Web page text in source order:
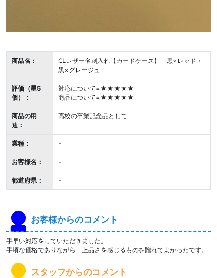
商品名：
CLレザー名刺入れ【カードケース】 黒×レッド・
黒×グレージュ
評価（星5
個）：
対応について=★★★★★
商品について=★★★★★
商品の用
途：
高校の卒業記念品として
業種： -
お客様名： -
都道府県： -
お客様からのコメント
手早い対応をしていただきました。
手頃な価格でありながら、上品さを感じるものを贈れてよかったです。
スタッフからのコメント